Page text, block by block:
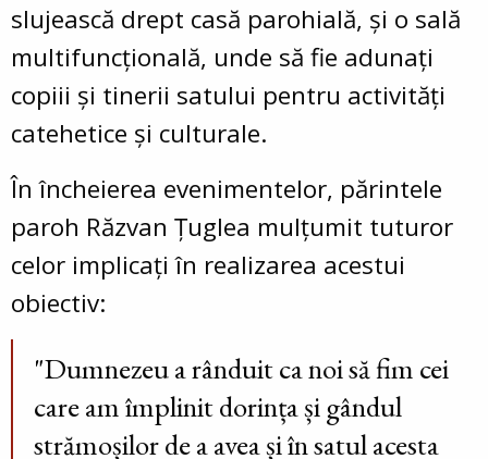
slujească drept casă parohială, și o sală
multifuncțională, unde să fie adunați
copiii și tinerii satului pentru activități
catehetice și culturale.
În încheierea evenimentelor, părintele
paroh Răzvan Țuglea mulțumit tuturor
celor implicați în realizarea acestui
obiectiv:
"Dumnezeu a rânduit ca noi să fim cei
care am împlinit dorința și gândul
strămoșilor de a avea și în satul acesta